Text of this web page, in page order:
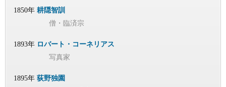
1850年 耕隠智訓
僧・臨済宗
1893年 ロバート・コーネリアス
写真家
1895年 荻野独園